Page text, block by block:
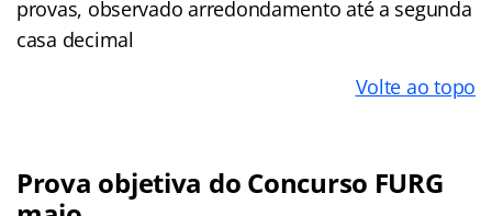
provas, observado arredondamento até a segunda
casa decimal
Volte ao topo
Prova objetiva do Concurso FURG